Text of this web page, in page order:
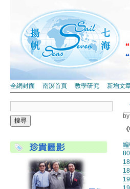
全網封面 南溟首頁 教學研究 新增文
by